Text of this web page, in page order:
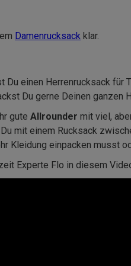
Damenrucksack klar.
einen Herrenrucksack
Du gerne Deinen
gute Allrounder mit viel,
mit einem Rucksack
Kleidung einpacken musst
Experte Flo in diesem